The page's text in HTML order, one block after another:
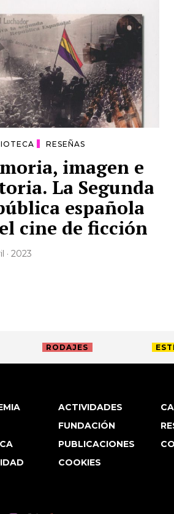
RESEÑAS
imagen e
La Segunda
española
cine de ficción
· 2023
RODAJES
ACTIVIDADES
FUNDACIÓN
PUBLICACIONES
COOKIES